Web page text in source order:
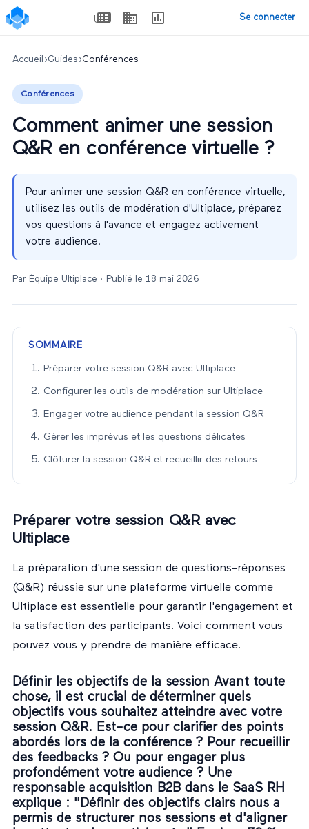
Se connecter
Accueil ›Guides ›Conférences
Conférences
Comment animer une session
Q&R en conférence virtuelle ?
Pour animer une session Q&R en conférence virtuelle,
utilisez les outils de modération d'Ultiplace, préparez
vos questions à l'avance et engagez activement
votre audience.
Par Équipe Ultiplace · Publié le 18 mai 2026
SOMMAIRE
Préparer votre session Q&R avec Ultiplace
Configurer les outils de modération sur Ultiplace
Engager votre audience pendant la session Q&R
Gérer les imprévus et les questions délicates
Clôturer la session Q&R et recueillir des retours
Préparer votre session Q&R avec
Ultiplace
La préparation d'une session de questions-réponses
(Q&R) réussie sur une plateforme virtuelle comme
Ultiplace est essentielle pour garantir l'engagement et
la satisfaction des participants. Voici comment vous
pouvez vous y prendre de manière efficace.
Définir les objectifs de la session Avant toute
chose, il est crucial de déterminer quels
objectifs vous souhaitez atteindre avec votre
session Q&R. Est-ce pour clarifier des points
abordés lors de la conférence ? Pour recueillir
des feedbacks ? Ou pour engager plus
profondément votre audience ? Une
responsable acquisition B2B dans le SaaS RH
explique : "Définir des objectifs clairs nous a
permis de structurer nos sessions et d'aligner